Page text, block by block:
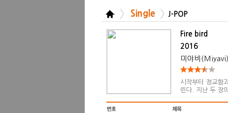
Single J-POP
Fire bird
2016
미야비(Miyavi)
시작부터 정교함
린다. 지난 두 장
장의 앨범이 조금은